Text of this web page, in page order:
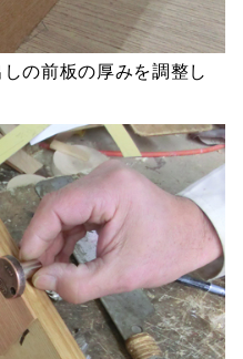
の前板の厚みを調整し